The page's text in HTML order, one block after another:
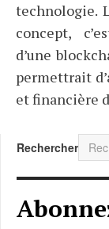
technologie.
concept,
d’une
permettrait
et financière
Rechercher